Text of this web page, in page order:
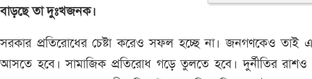
বাড়ছে তা দুঃখজনক।
সরকার প্রতিরোধের চেষ্টা করেও সফল হচ্ছে না। জনগণকেও তাই
আসতে হবে। সামাজিক প্রতিরোধ গড়ে তুলতে হবে। দুর্নীতির রাশও